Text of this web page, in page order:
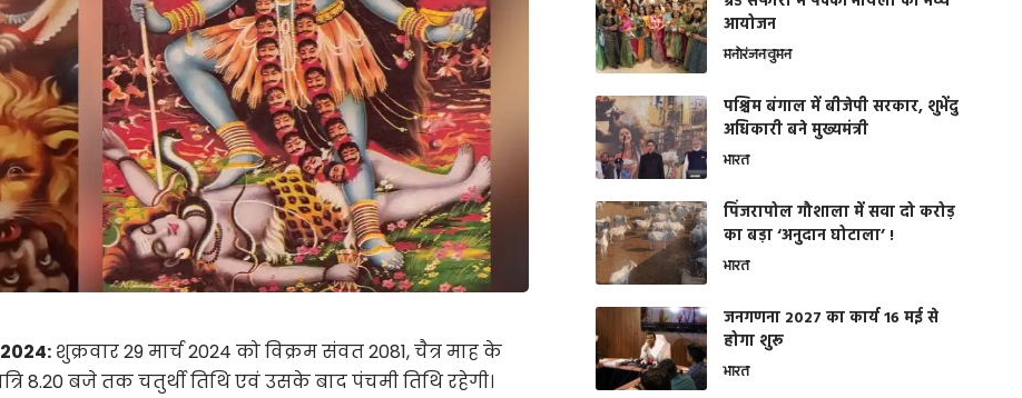
शुक्रवार 29 मार्च 2024 को विक्रम संवत 2081, चैत्र माह के
8.20 बजे तक चतुर्थी तिथि एवं उसके बाद पंचमी तिथि रहेगी।
आयोजन
मनोरंजनवुमन
पश्चिम बंगाल में बीजेपी सरकार, शुभेंदु
अधिकारी बने मुख्यमंत्री
भारत
​पिंजरापोल गौशाला में सवा दो करोड़
का बड़ा ‘अनुदान घोटाला’ !
भारत
जनगणना 2027 का कार्य 16 मई से
होगा शुरू
भारत